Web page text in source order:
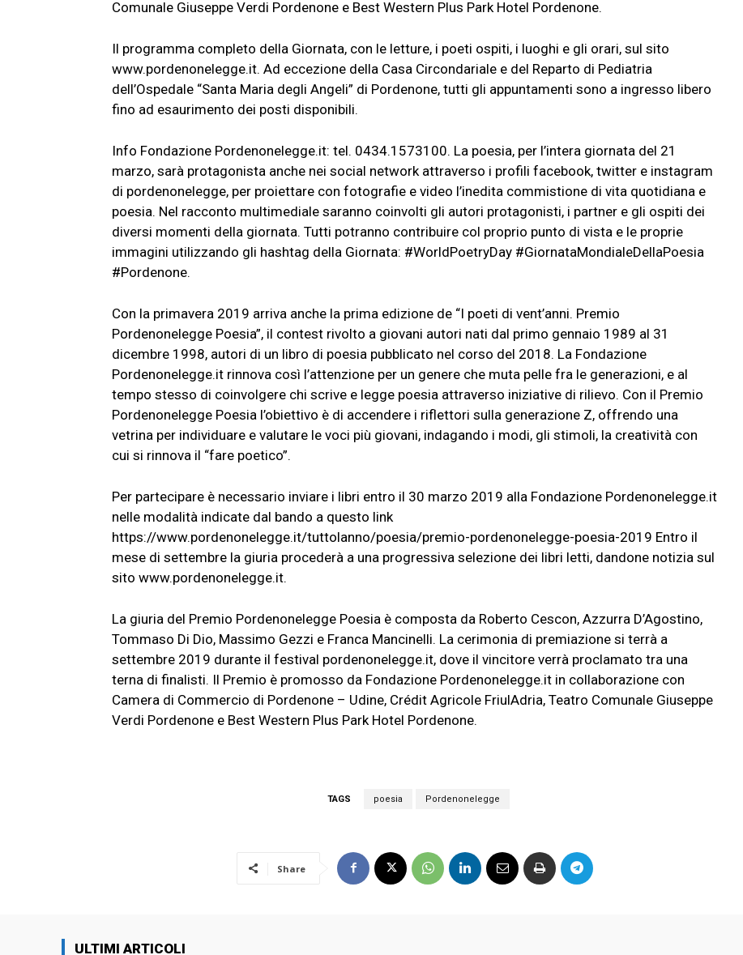
Comunale Giuseppe Verdi Pordenone e Best Western Plus Park Hotel Pordenone.
Il programma completo della Giornata, con le letture, i poeti ospiti, i luoghi e gli orari, sul sito
www.pordenonelegge.it. Ad eccezione della Casa Circondariale e del Reparto di Pediatria
dell’Ospedale “Santa Maria degli Angeli” di Pordenone, tutti gli appuntamenti sono a ingresso libero
fino ad esaurimento dei posti disponibili.
Info Fondazione Pordenonelegge.it: tel. 0434.1573100. La poesia, per l’intera giornata del 21
marzo, sarà protagonista anche nei social network attraverso i profili facebook, twitter e instagram
di pordenonelegge, per proiettare con fotografie e video l’inedita commistione di vita quotidiana e
poesia. Nel racconto multimediale saranno coinvolti gli autori protagonisti, i partner e gli ospiti dei
diversi momenti della giornata. Tutti potranno contribuire col proprio punto di vista e le proprie
immagini utilizzando gli hashtag della Giornata: #WorldPoetryDay #GiornataMondialeDellaPoesia
#Pordenone.
Con la primavera 2019 arriva anche la prima edizione de “I poeti di vent’anni. Premio
Pordenonelegge Poesia”, il contest rivolto a giovani autori nati dal primo gennaio 1989 al 31
dicembre 1998, autori di un libro di poesia pubblicato nel corso del 2018. La Fondazione
Pordenonelegge.it rinnova così l’attenzione per un genere che muta pelle fra le generazioni, e al
tempo stesso di coinvolgere chi scrive e legge poesia attraverso iniziative di rilievo. Con il Premio
Pordenonelegge Poesia l’obiettivo è di accendere i riflettori sulla generazione Z, offrendo una
vetrina per individuare e valutare le voci più giovani, indagando i modi, gli stimoli, la creatività con
cui si rinnova il “fare poetico”.
Per partecipare è necessario inviare i libri entro il 30 marzo 2019 alla Fondazione Pordenonelegge.it
nelle modalità indicate dal bando a questo link
https://www.pordenonelegge.it/tuttolanno/poesia/premio-pordenonelegge-poesia-2019 Entro il
mese di settembre la giuria procederà a una progressiva selezione dei libri letti, dandone notizia sul
sito www.pordenonelegge.it.
La giuria del Premio Pordenonelegge Poesia è composta da Roberto Cescon, Azzurra D’Agostino,
Tommaso Di Dio, Massimo Gezzi e Franca Mancinelli. La cerimonia di premiazione si terrà a
settembre 2019 durante il festival pordenonelegge.it, dove il vincitore verrà proclamato tra una
terna di finalisti. Il Premio è promosso da Fondazione Pordenonelegge.it in collaborazione con
Camera di Commercio di Pordenone – Udine, Crédit Agricole FriulAdria, Teatro Comunale Giuseppe
Verdi Pordenone e Best Western Plus Park Hotel Pordenone.
TAGS poesia Pordenonelegge
Share
ULTIMI ARTICOLI